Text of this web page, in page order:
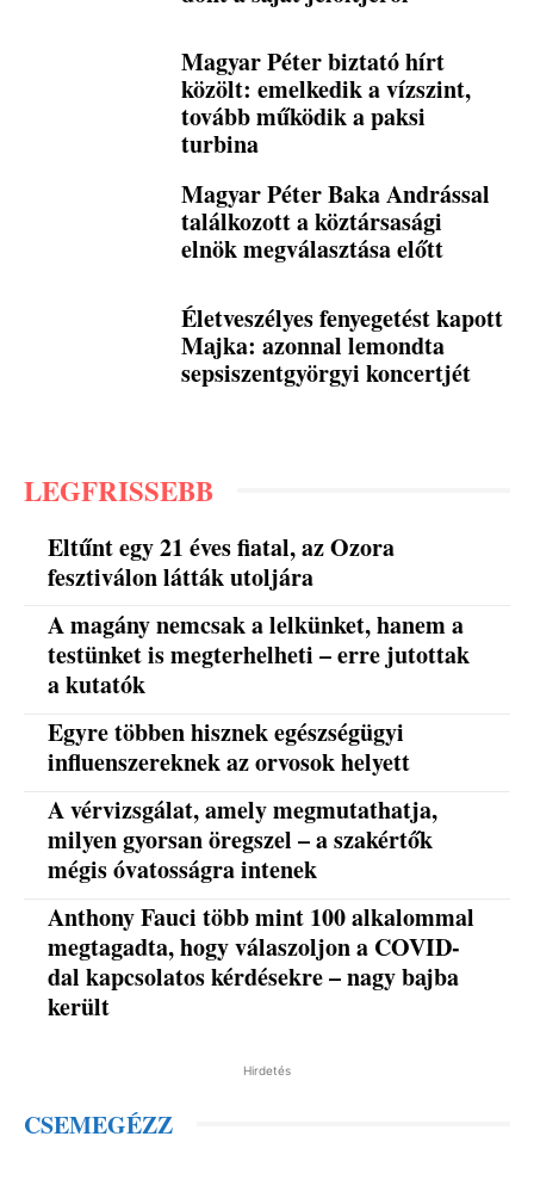
Magyar Péter biztató hírt
közölt: emelkedik a vízszint,
tovább működik a paksi
turbina
Magyar Péter Baka Andrással
találkozott a köztársasági
elnök megválasztása előtt
Életveszélyes fenyegetést kapott
Majka: azonnal lemondta
sepsiszentgyörgyi koncertjét
LEGFRISSEBB
Eltűnt egy 21 éves fiatal, az Ozora
fesztiválon látták utoljára
A magány nemcsak a lelkünket, hanem a
testünket is megterhelheti – erre jutottak
a kutatók
Egyre többen hisznek egészségügyi
influenszereknek az orvosok helyett
A vérvizsgálat, amely megmutathatja,
milyen gyorsan öregszel – a szakértők
mégis óvatosságra intenek
Anthony Fauci több mint 100 alkalommal
megtagadta, hogy válaszoljon a COVID-
dal kapcsolatos kérdésekre – nagy bajba
került
Hirdetés
CSEMEGÉZZ